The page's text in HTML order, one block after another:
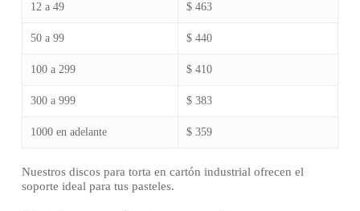
12 a 49 $ 463
50 a 99 $ 440
100 a 299 $ 410
300 a 999 $ 383
1000 en adelante $ 359
Nuestros discos para torta en cartón industrial ofrecen el
soporte ideal para tus pasteles.